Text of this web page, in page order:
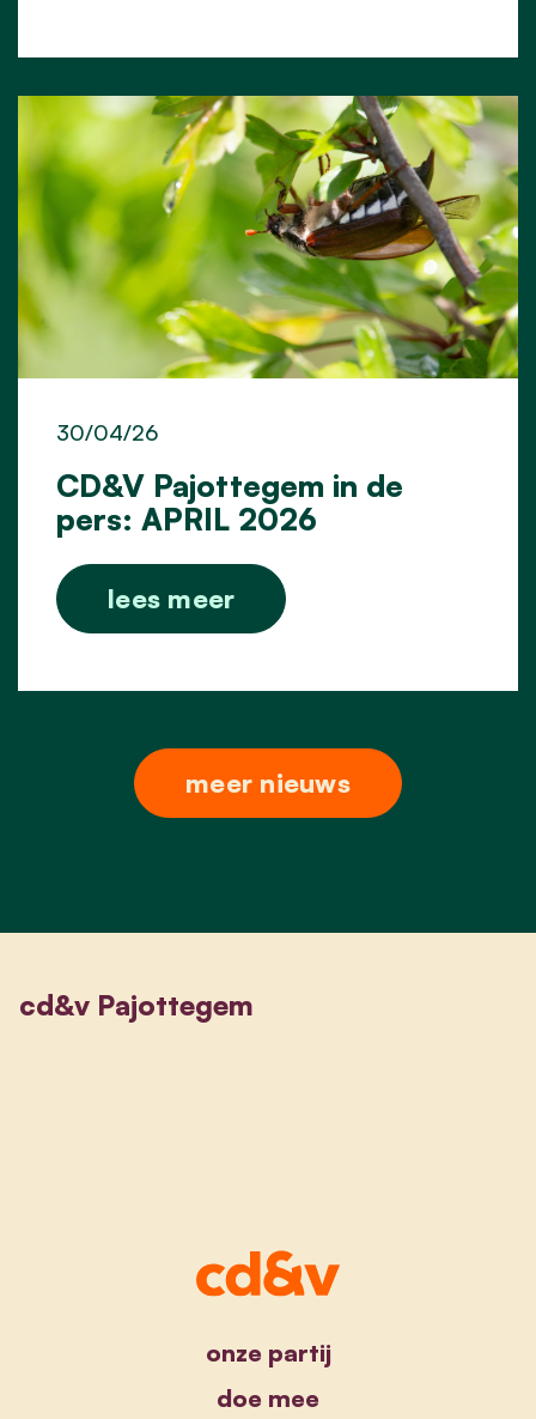
CD&V Pajottegem in de
pers: APRIL 2026
30/04/26
lees meer
meer nieuws
cd&v Pajottegem
onze partij
doe mee